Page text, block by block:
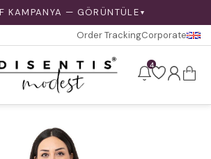
KAMPANYA — GÖRÜNTÜLE ▼
Order TrackingCorporate
4